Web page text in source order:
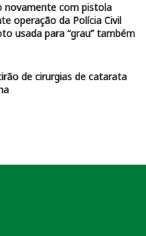
novamente com pistola
operação da Polícia Civil
usada para “grau” também
de cirurgias de catarata